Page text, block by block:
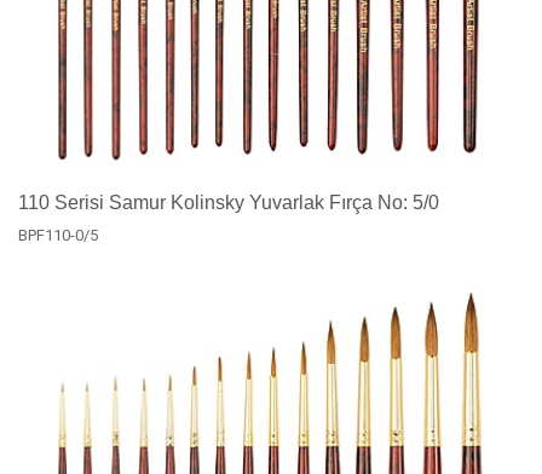
110 Serisi Samur Kolinsky Yuvarlak Fırça No: 5/0
BPF110-0/5